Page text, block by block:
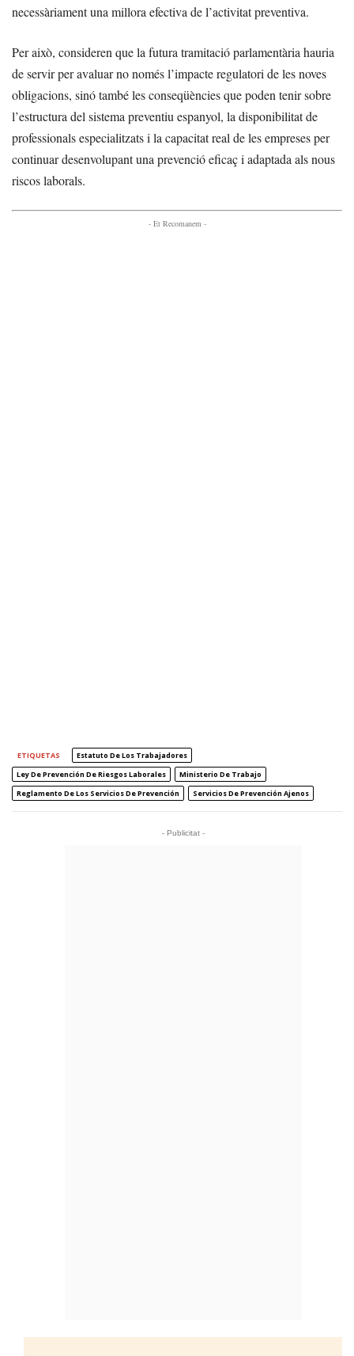
necessàriament una millora efectiva de l’activitat preventiva.
Per això, consideren que la futura tramitació parlamentària hauria
de servir per avaluar no només l’impacte regulatori de les noves
obligacions, sinó també les conseqüències que poden tenir sobre
l’estructura del sistema preventiu espanyol, la disponibilitat de
professionals especialitzats i la capacitat real de les empreses per
continuar desenvolupant una prevenció eficaç i adaptada als nous
riscos laborals.
- Et Recomanem -
ETIQUETAS
Estatuto De Los Trabajadores
Ley De Prevención De Riesgos Laborales
Ministerio De Trabajo
Reglamento De Los Servicios De Prevención
Servicios De Prevención Ajenos
- Publicitat -